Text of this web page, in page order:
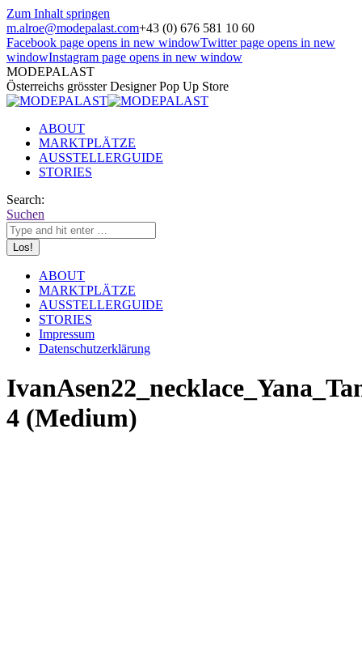
Zum Inhalt springen
m.alroe@modepalast.com+43 (0) 676 581 10 60
Facebook page opens in new windowTwitter page opens in new
windowInstagram page opens in new window
MODEPALAST
Österreichs grösster Designer Pop Up Store
ABOUT
MARKTPLÄTZE
AUSSTELLERGUIDE
STORIES
Search:
Suchen
ABOUT
MARKTPLÄTZE
AUSSTELLERGUIDE
STORIES
Impressum
Datenschutzerklärung
4 (Medium)